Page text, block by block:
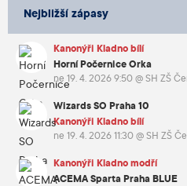
Nejbližší zápasy
Kanonýři Kladno bílí
Horní Počernice Orka
ne 19. 4. 2026 9:50 @ SH ZŠ
Wizards SO Praha 10
Kanonýři Kladno bílí
ne 19. 4. 2026 11:30 @ SH ZŠ
Kanonýři Kladno modří
ACEMA Sparta Praha BLUE